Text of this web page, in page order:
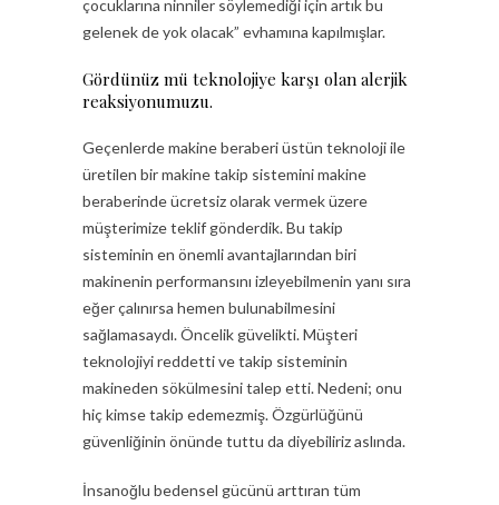
çocuklarına ninniler söylemediği için artık bu
gelenek de yok olacak” evhamına kapılmışlar.
Gördünüz mü teknolojiye karşı olan alerjik
reaksiyonumuzu.
Geçenlerde makine beraberi üstün teknoloji ile
üretilen bir makine takip sistemini makine
beraberinde ücretsiz olarak vermek üzere
müşterimize teklif gönderdik. Bu takip
sisteminin en önemli avantajlarından biri
makinenin performansını izleyebilmenin yanı sıra
eğer çalınırsa hemen bulunabilmesini
sağlamasaydı. Öncelik güvelikti. Müşteri
teknolojiyi reddetti ve takip sisteminin
makineden sökülmesini talep etti. Nedeni; onu
hiç kimse takip edemezmiş. Özgürlüğünü
güvenliğinin önünde tuttu da diyebiliriz aslında.
İnsanoğlu bedensel gücünü arttıran tüm